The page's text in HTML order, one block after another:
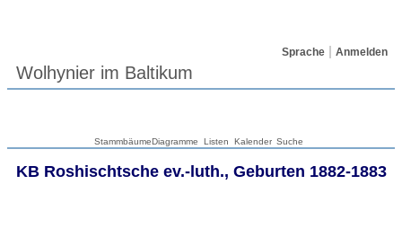
Sprache Anmelden
Wolhynier im Baltikum
StammbäumeDiagramme Listen Kalender Suche
KB Roshischtsche ev.-luth., Geburten 1882-1883